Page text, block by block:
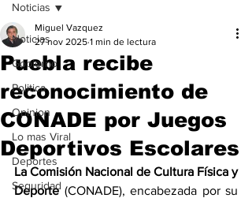
Noticias
Gobierno
Politica
Opinion
Lo mas Viral
Deportes
Seguridad
Noticias
Puebla recibe
reconocimiento de
CONADE por Juegos
Deportivos Escolares
Miguel Vazquez
27 nov 2025 1 min de lectura
La Comisión Nacional de Cultura Física y
Deporte (CONADE), encabezada por su